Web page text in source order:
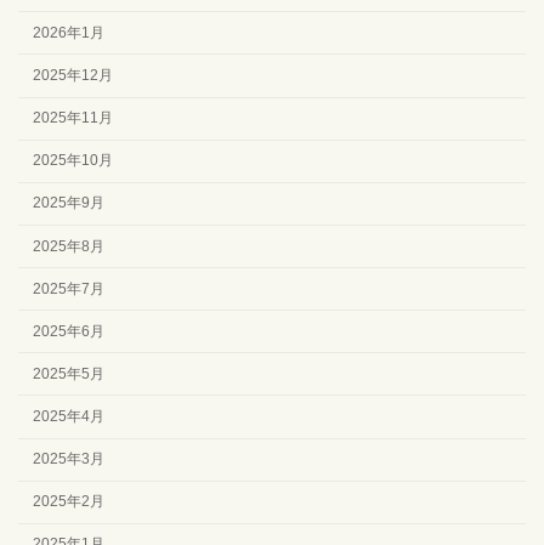
2026年1月
2025年12月
2025年11月
2025年10月
2025年9月
2025年8月
2025年7月
2025年6月
2025年5月
2025年4月
2025年3月
2025年2月